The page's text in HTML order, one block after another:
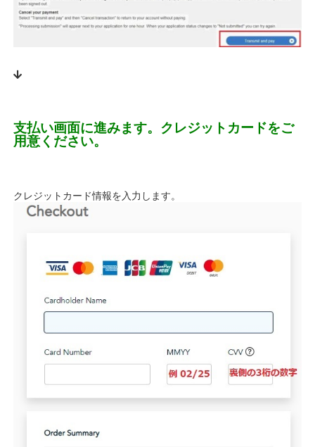
支払い画面に進みます。クレジットカードをご
用意ください。
クレジットカード情報を入力します。